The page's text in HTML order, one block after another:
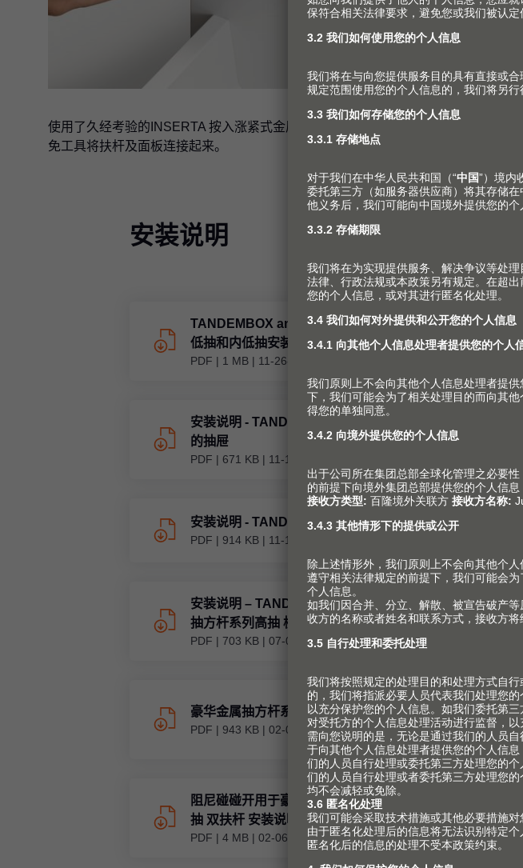
使用了久经考验的INSERTA 按入涨紧式金属，便能
免工具将扶杆及面板连接起来。
安装说明
TANDEMBOX antaro 豪华金属抽方杆系列
低抽和内低抽安装说明
PDF | 1 MB | 11-26-2020
安装说明 - TANDEMBOX A-design， N高度
的抽屉
PDF | 671 KB | 11-11-2022
安装说明 - TANDEMBOX 水槽抽
PDF | 914 KB | 11-11-2022
安装说明 – TANDEMBOX antaro 豪华金属
抽方杆系列高抽 横杆+横杆分隔件 （用于锅
抽）
PDF | 703 KB | 07-07-2020
豪华金属抽方杆系列 B高度抽屉 安装说明
PDF | 943 KB | 02-06-2023
阻尼碰碰开用于豪华金属抽方杆系列 D高度高
抽 双扶杆 安装说明
PDF | 4 MB | 02-06-2023